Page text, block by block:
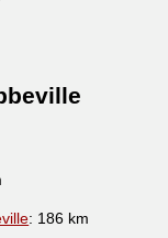
: 186 km